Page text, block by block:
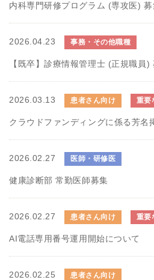
内科専門研修プログラム (専攻医) 募
2026.04.23 事務・その他職種
【既卒】診療情報管理士 (正規職員)
2026.03.13 患者さん向け 重要
クラウドファンディングに係る芳名
2026.02.27 医師・研修医
健康診断部 常勤医師募集
2026.02.27 患者さん向け 重要
AI電話専用番号運用開始について
2026.02.25 患者さん向け